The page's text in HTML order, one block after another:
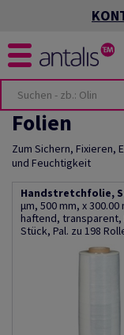
Folien
Zum Sichern, Fixieren,
und Feuchtigkeit
Handstretchfolie,
µm, 500 mm, x
haftend, transparent,
Stück, Pal. zu 198